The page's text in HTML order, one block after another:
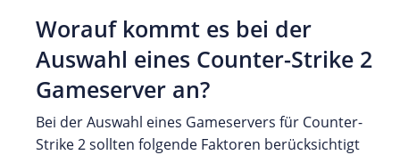
Worauf kommt es bei der
Auswahl eines Counter-Strike 2
Gameserver an?
Bei der Auswahl eines Gameservers für Counter-
Strike 2 sollten folgende Faktoren berücksichtigt